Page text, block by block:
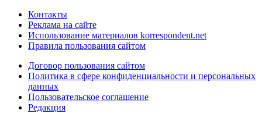
Контакты
Реклама на сайте
Использование материалов korrespondent.net
Правила пользования сайтом
Договор пользования сайтом
Политика в сфере конфиденциальности и персональных
данных
Пользовательское соглашение
Редакция